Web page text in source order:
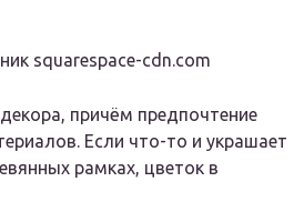
squarespace-cdn.com
причём предпочтение
Если что-то и украшает
рамках, цветок в